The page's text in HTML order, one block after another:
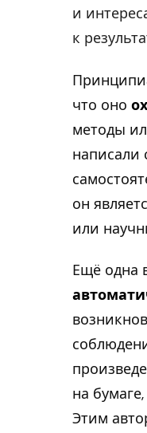
и
к
что оно
методы
написали
он
или
Ещё одна
на
Этим